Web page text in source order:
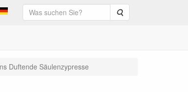
Suche
Duftende Säulenzypresse